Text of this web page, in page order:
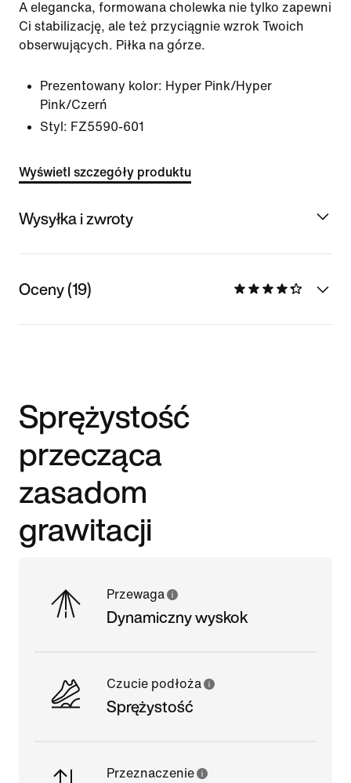
A elegancka, formowana cholewka nie tylko zapewni
Ci stabilizację, ale też przyciągnie wzrok Twoich
obserwujących. Piłka na górze.
Prezentowany kolor: Hyper Pink/Hyper
Pink/Czerń
Styl: FZ5590-601
Wyświetl szczegóły produktu
Wysyłka i zwroty
Oceny (19)
Sprężystość
przecząca
zasadom
grawitacji
Przewaga
Dynamiczny wyskok
Czucie podłoża
Sprężystość
Przeznaczenie